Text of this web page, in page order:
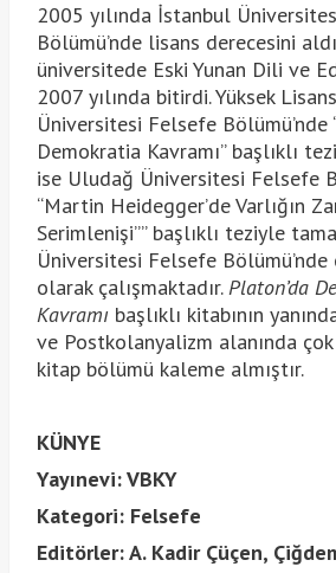
2005 yılında İstanbul
Bölümü’nde lisans derecesini
üniversitede Eski Yunan Dili ve
2007 yılında bitirdi. Yüksek
Üniversitesi Felsefe Bölümü’nde
Demokratia Kavramı” başlıklı
ise Uludağ Üniversitesi Felsefe
“Martin Heidegger’de Varlığın
Serimlenişi”” başlıklı teziyle
Üniversitesi Felsefe
olarak çalışmaktadır.Platon’da
Kavramı başlıklı kitabının
ve Postkolanyalizm alanında
kitap bölümü kaleme almıştır.
KÜNYE
Yayınevi: VBKY
Kategori: Felsefe
Editörler: A. Kadir Çüçen,